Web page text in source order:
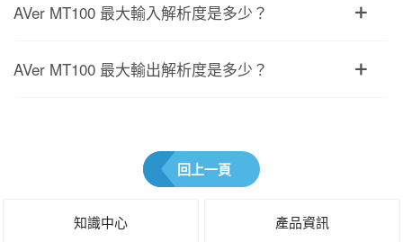
AVer MT100 最大輸入解析度是多少？
AVer MT100 最大輸出解析度是多少？
回上一頁
知識中心 產品資訊